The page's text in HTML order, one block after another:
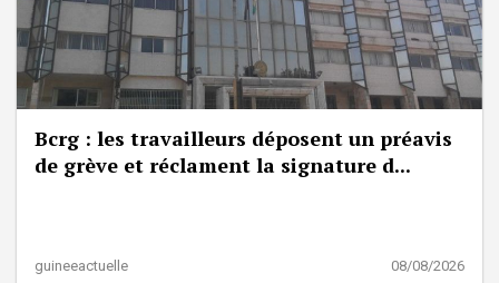
Bcrg : les travailleurs déposent un préavis
de grève et réclament la signature d...
guineeactuelle 08/08/2026